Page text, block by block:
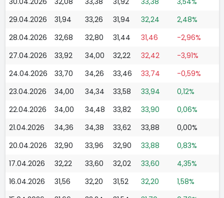
29.04.2026
31,94 33,26 31,94 32,24
2,48%
28.04.2026
32,68 32,80 31,44 31,46
-2,96%
27.04.2026
33,92 34,00 32,22 32,42
-3,91%
24.04.2026
33,70 34,26 33,46 33,74
-0,59%
23.04.2026
34,00 34,34 33,58 33,94
0,12%
22.04.2026
34,00 34,48 33,82 33,90
0,06%
21.04.2026
34,36 34,38 33,62 33,88
0,00%
20.04.2026
32,90 33,96 32,90 33,88
0,83%
17.04.2026
32,22 33,60 32,02 33,60
4,35%
16.04.2026
31,56 32,20 31,52 32,20
1,58%